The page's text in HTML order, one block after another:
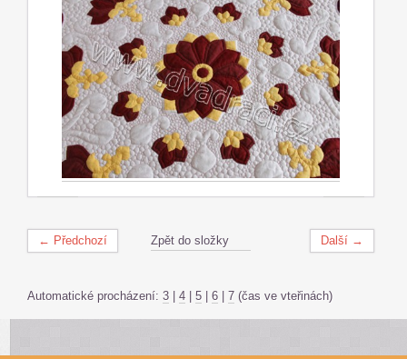
← Předchozí Další →
Zpět do složky
Automatické procházení: 3 | 4 | 5 | 6 | 7 (čas ve vteřinách)